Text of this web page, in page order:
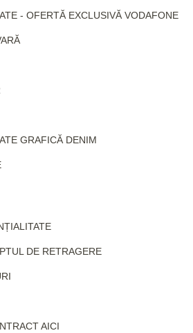
- OFERTĂ EXCLUSIVĂ VODAFONE
GRAFICĂ DENIM
DE RETRAGERE
AICI